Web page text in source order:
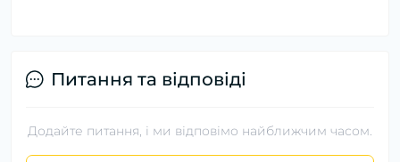
Питання та відповіді
Додайте питання, і ми відповімо найближчим часом.